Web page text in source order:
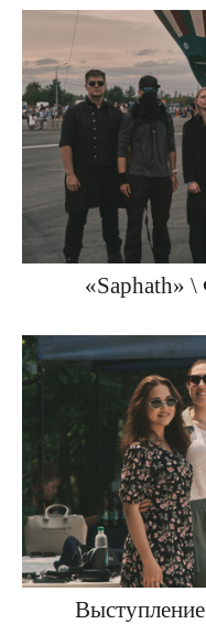
«Saphath» \